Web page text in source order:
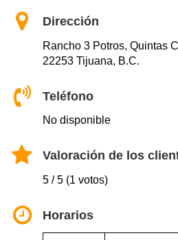
Dirección
Rancho 3 Potros, Quintas
22253 Tijuana, B.C.
Teléfono
No disponible
Valoración de los
5 / 5 (1 votos)
Horarios